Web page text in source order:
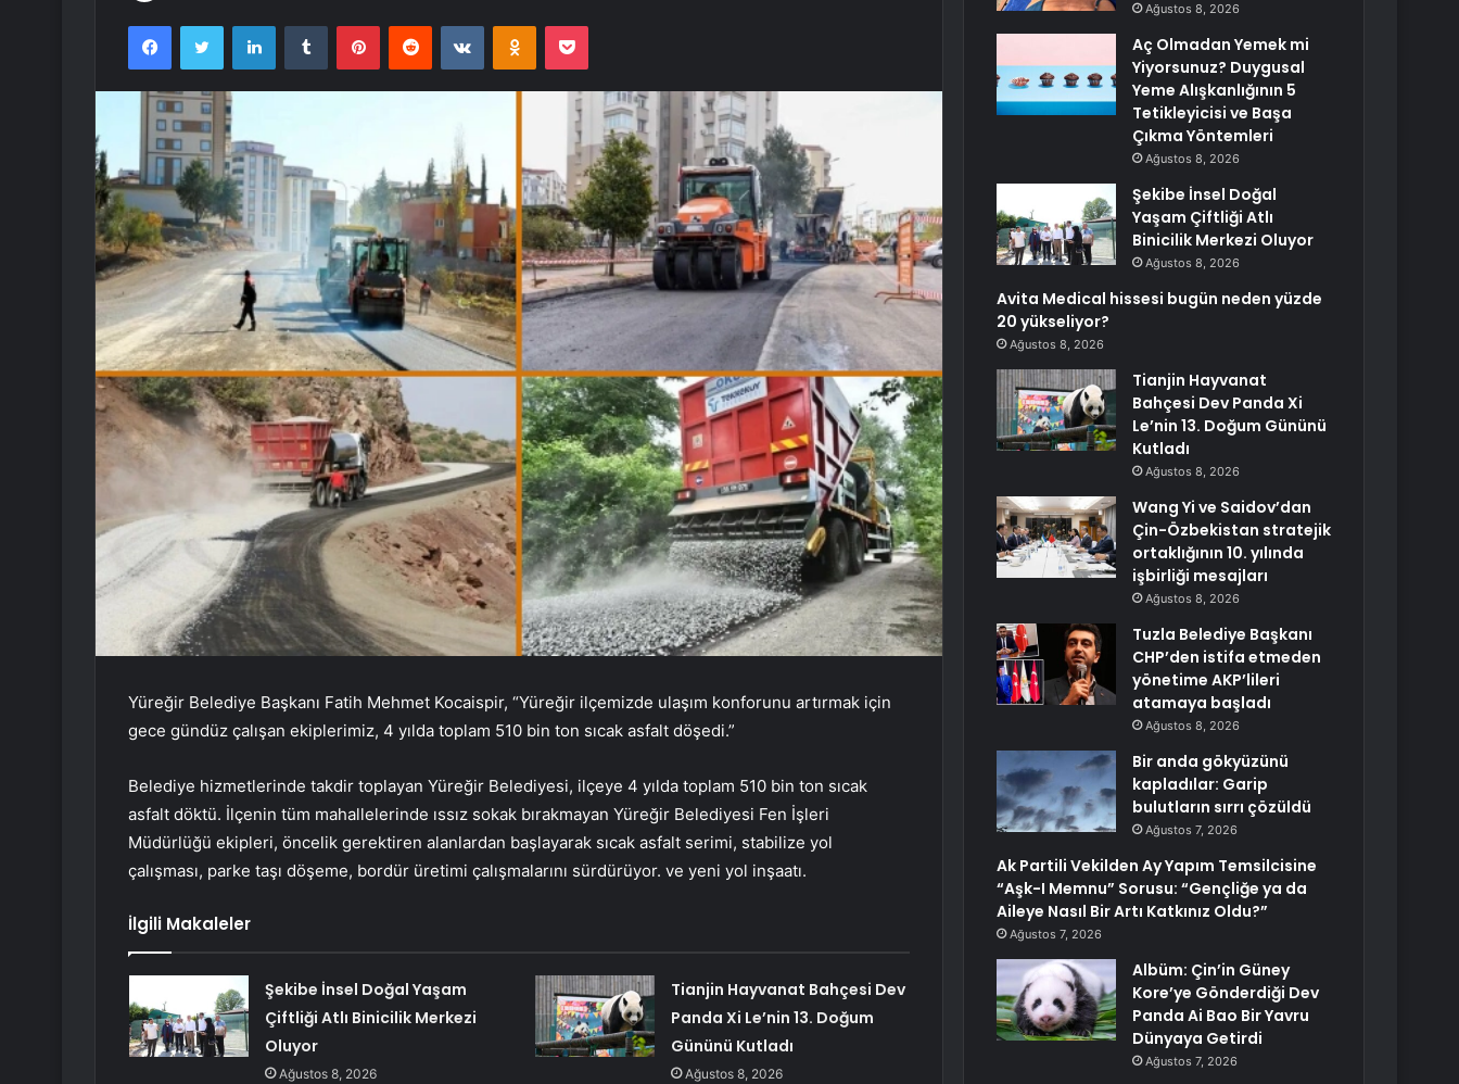
FacebookTwitter LinkedInTumblr PinterestReddit VKontakteOdnoklassniki
Pocket
Yüreğir Belediye Başkanı Fatih Mehmet Kocaispir, “Yüreğir ilçemizde ulaşım konforunu artırmak için
gece gündüz çalışan ekiplerimiz, 4 yılda toplam 510 bin ton sıcak asfalt döşedi.”
Belediye hizmetlerinde takdir toplayan Yüreğir Belediyesi, ilçeye 4 yılda toplam 510 bin ton sıcak
asfalt döktü. İlçenin tüm mahallelerinde ıssız sokak bırakmayan Yüreğir Belediyesi Fen İşleri
Müdürlüğü ekipleri, öncelik gerektiren alanlardan başlayarak sıcak asfalt serimi, stabilize yol
çalışması, parke taşı döşeme, bordür üretimi çalışmalarını sürdürüyor. ve yeni yol inşaatı.
İlgili Makaleler
Şekibe İnsel Doğal Yaşam
Çiftliği Atlı Binicilik Merkezi
Oluyor
Ağustos 8, 2026
Tianjin Hayvanat Bahçesi Dev
Panda Xi Le’nin 13. Doğum
Gününü Kutladı
Ağustos 8, 2026
Ağustos 8, 2026
Aç Olmadan Yemek mi
Yiyorsunuz? Duygusal
Yeme Alışkanlığının 5
Tetikleyicisi ve Başa
Çıkma Yöntemleri
Ağustos 8, 2026
Şekibe İnsel Doğal
Yaşam Çiftliği Atlı
Binicilik Merkezi Oluyor
Ağustos 8, 2026
Avita Medical hissesi bugün neden yüzde
20 yükseliyor?
Ağustos 8, 2026
Tianjin Hayvanat
Bahçesi Dev Panda Xi
Le’nin 13. Doğum Gününü
Kutladı
Ağustos 8, 2026
Wang Yi ve Saidov’dan
Çin-Özbekistan stratejik
ortaklığının 10. yılında
işbirliği mesajları
Ağustos 8, 2026
Tuzla Belediye Başkanı
CHP’den istifa etmeden
yönetime AKP’lileri
atamaya başladı
Ağustos 8, 2026
Bir anda gökyüzünü
kapladılar: Garip
bulutların sırrı çözüldü
Ağustos 7, 2026
Ak Partili Vekilden Ay Yapım Temsilcisine
“Aşk-I Memnu” Sorusu: “Gençliğe ya da
Aileye Nasıl Bir Artı Katkınız Oldu?”
Ağustos 7, 2026
Albüm: Çin’in Güney
Kore’ye Gönderdiği Dev
Panda Ai Bao Bir Yavru
Dünyaya Getirdi
Ağustos 7, 2026